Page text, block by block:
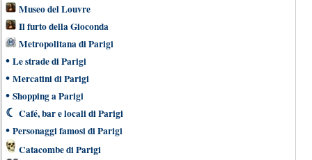
Museo del Louvre
Il furto della Gioconda
Metropolitana di Parigi
• Le strade di Parigi
• Mercatini di Parigi
• Shopping a Parigi
☾ Café, bar e locali di Parigi
• Personaggi famosi di Parigi
Catacombe di Parigi